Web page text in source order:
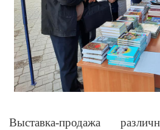
Выставка-продажа